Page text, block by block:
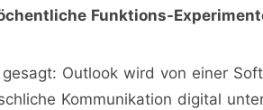
Funktions-
gesagt: Outlook wird von einer
Kommunikation digital